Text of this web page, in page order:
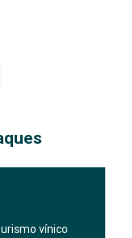
vínico